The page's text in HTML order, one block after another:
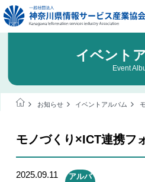
イベント
Event
お知らせ イベントアルバム
モノづくり×ICT連携フ
2025.09.11
アルバ